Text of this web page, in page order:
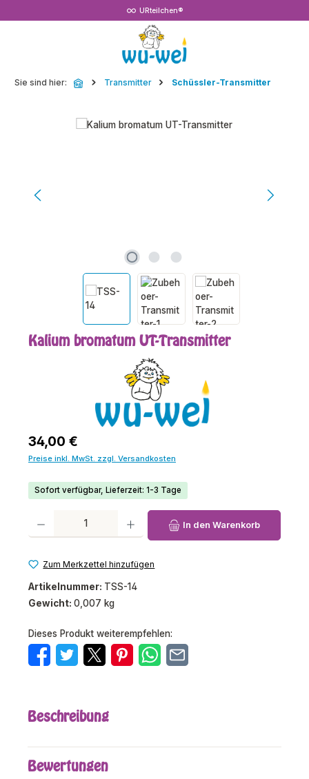
URteilchen®
Sie sind hier: Transmitter Schüssler-Transmitter
Bildergalerie überspringen
Kalium bromatum UT-Transmitter
Regulärer Preis:
34,00 €
Preise inkl. MwSt. zzgl. Versandkosten
Sofort verfügbar, Lieferzeit: 1-3 Tage
Produkt Anzahl: Gib den gewünschten Wert ein oder benutze die
In den Warenkorb
Zum Merkzettel hinzufügen
Artikelnummer: TSS-14
Gewicht: 0,007 kg
Dieses Produkt weiterempfehlen:
Beschreibung
Bewertungen